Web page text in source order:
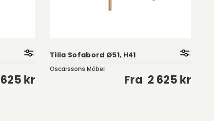
kr
Tilia Sofabord Ø51, H41
Oscarssons Möbel
Fra 2 625 kr